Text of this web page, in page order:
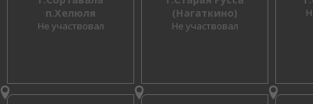
п.Хелюля
Не участвовал
(Нагаткино)
Не участвовал